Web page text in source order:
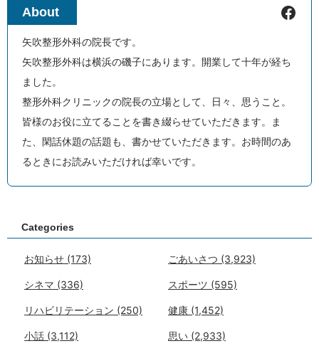
About Facebook
矢吹整形外科の院長です。
矢吹整形外科は横浜の磯子にあります。開業して十年が経ち
ました。
整形外科クリニックの院長の立場として、日々、思うこと。
皆様のお役に立てることを書き綴らせていただきます。ま
た、閑話休題の話題も、書かせていただきます。お時間のあ
るときにお読みいただければ幸いです。
Categories
お知らせ (173) ごあいさつ (3,923)
シネマ (336) スポーツ (595)
リハビリテーション (250) 健康 (1,452)
小話 (3,112) 思い (2,933)